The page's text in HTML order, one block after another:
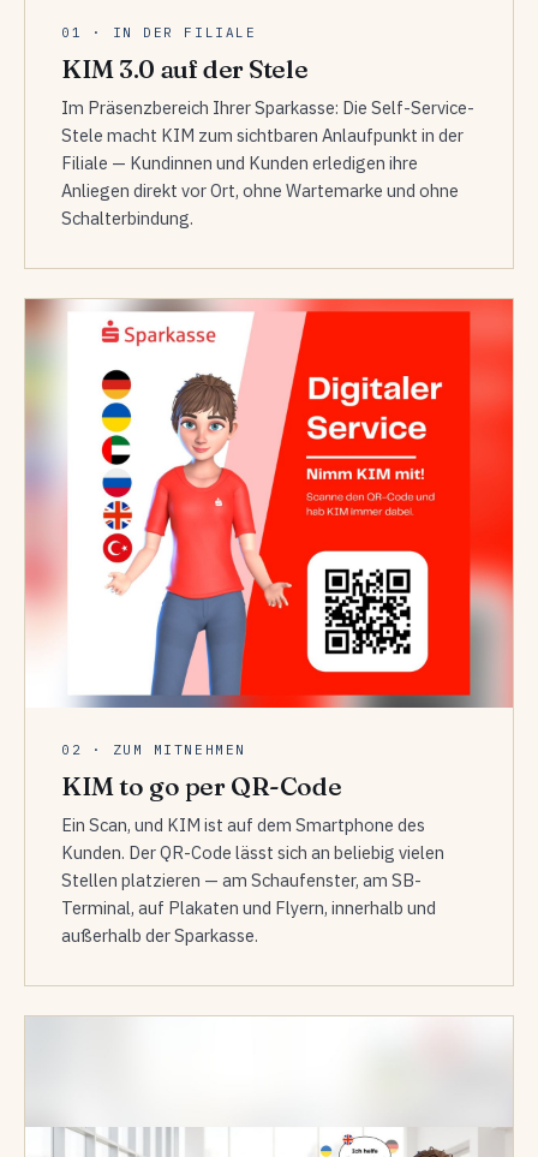
01 · IN DER FILIALE
KIM 3.0 auf der Stele
Im Präsenzbereich Ihrer Sparkasse: Die Self-Service-
Stele macht KIM zum sichtbaren Anlaufpunkt in der
Filiale — Kundinnen und Kunden erledigen ihre
Anliegen direkt vor Ort, ohne Wartemarke und ohne
Schalterbindung.
02 · ZUM MITNEHMEN
KIM to go per QR-Code
Ein Scan, und KIM ist auf dem Smartphone des
Kunden. Der QR-Code lässt sich an beliebig vielen
Stellen platzieren — am Schaufenster, am SB-
Terminal, auf Plakaten und Flyern, innerhalb und
außerhalb der Sparkasse.